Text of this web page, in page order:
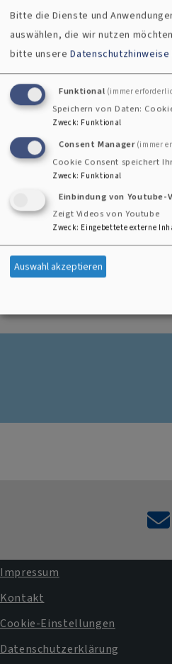
Landesverband für evangelische
In den Monaten ohne
Kindergottesdienst parallel
Erwachsenen um 10.30 Uhr.
Kindergottesdienst statt.
gemeinsam in der Kirche,
Impressum
Kontakt
Cookie-Einstellungen
Datenschutzerklärung
Bitte die Dienste und
auswählen, die wir nutzen
bitte unsereDatenschutzhinweise
Funktional (immer
Speichern von Daten:
Zweck: Funktional
Consent Manager (immer
Cookie Consent speichert
Zweck: Funktional
Einbindung von Youtube-
Zeigt Videos von Youtube
Zweck: Eingebettete externe
Auswahl akzeptieren